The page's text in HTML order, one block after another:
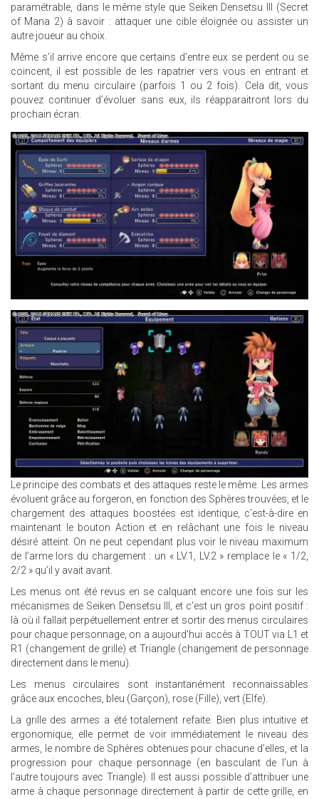
paramétrable, dans le même style que Seiken Densetsu III (Secret
of Mana 2) à savoir : attaquer une cible éloignée ou assister un
autre joueur au choix.
Même s’il arrive encore que certains d’entre eux se perdent ou se
coincent, il est possible de les rapatrier vers vous en entrant et
sortant du menu circulaire (parfois 1 ou 2 fois). Cela dit, vous
pouvez continuer d’évoluer sans eux, ils réapparaitront lors du
prochain écran.
7.JPG
2.JPG
Le principe des combats et des attaques reste le même. Les armes
évoluent grâce au forgeron, en fonction des Sphères trouvées, et le
chargement des attaques boostées est identique, c’est-à-dire en
maintenant le bouton Action et en relâchant une fois le niveau
désiré atteint. On ne peut cependant plus voir le niveau maximum
de l’arme lors du chargement : un « LV.1, LV.2 » remplace le « 1/2,
2/2 » qu’il y avait avant.
Les menus ont été revus en se calquant encore une fois sur les
mécanismes de Seiken Densetsu III, et c’est un gros point positif :
là où il fallait perpétuellement entrer et sortir des menus circulaires
pour chaque personnage, on a aujourd’hui accès à TOUT via L1 et
R1 (changement de grille) et Triangle (changement de personnage
directement dans le menu).
Les menus circulaires sont instantanément reconnaissables
grâce aux encoches, bleu (Garçon), rose (Fille), vert (Elfe).
La grille des armes a été totalement refaite. Bien plus intuitive et
ergonomique, elle permet de voir immédiatement le niveau des
armes, le nombre de Sphères obtenues pour chacune d’elles, et la
progression pour chaque personnage (en basculant de l’un à
l’autre toujours avec Triangle). Il est aussi possible d’attribuer une
arme à chaque personnage directement à partir de cette grille, en